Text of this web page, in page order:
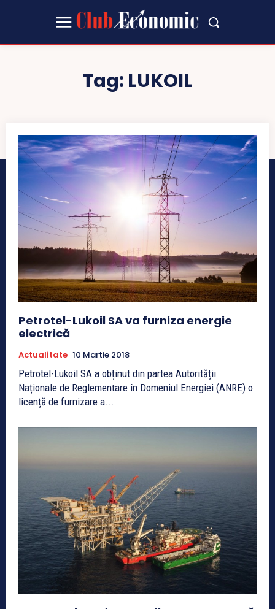
Tag: LUKOIL
Petrotel-Lukoil SA va furniza energie
electrică
Actualitate 10 Martie 2018
Petrotel-Lukoil SA a obținut din partea Autorității
Naționale de Reglementare în Domeniul Energiei (ANRE) o
licență de furnizare a...